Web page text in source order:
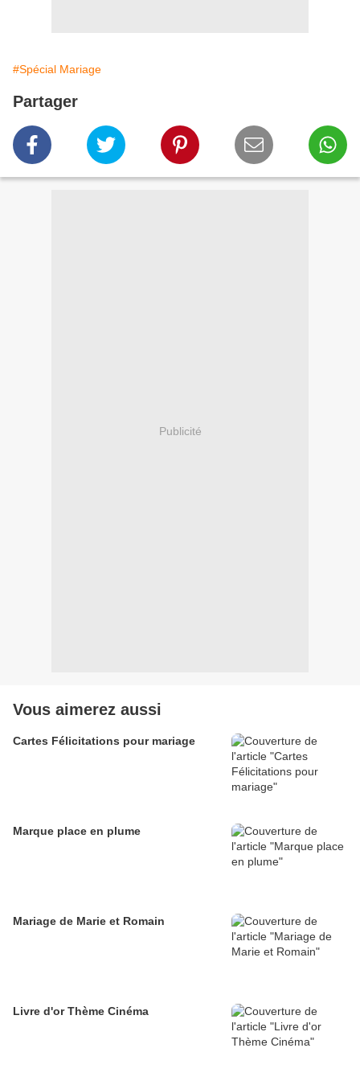
#Spécial Mariage
Partager
Publicité
Vous aimerez aussi
Cartes Félicitations pour mariage
Marque place en plume
Mariage de Marie et Romain
Livre d'or Thème Cinéma